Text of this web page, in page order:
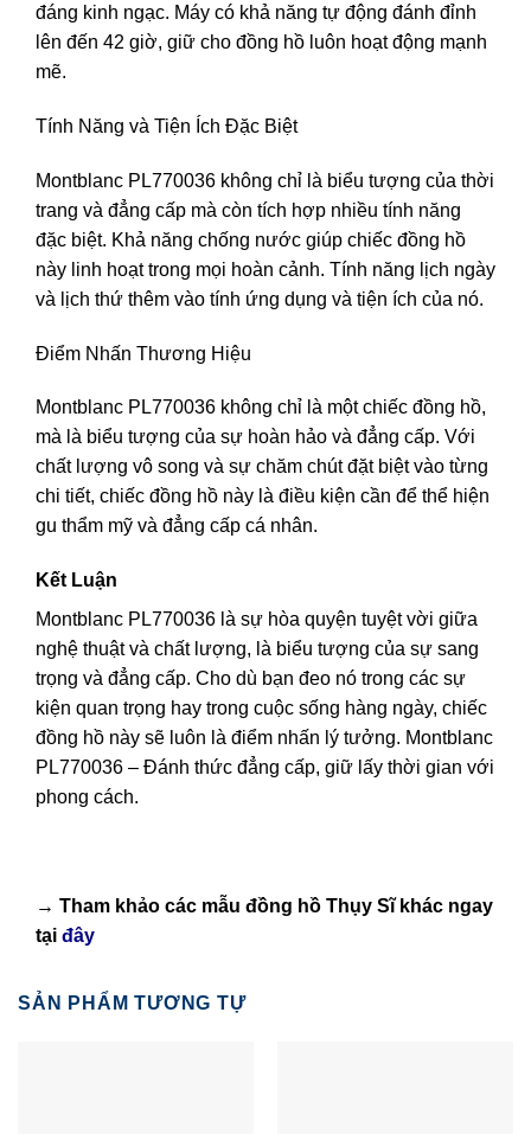
đáng kinh ngạc. Máy có khả năng tự động đánh đỉnh
lên đến 42 giờ, giữ cho đồng hồ luôn hoạt động mạnh
mẽ.
Tính Năng và Tiện Ích Đặc Biệt
Montblanc PL770036 không chỉ là biểu tượng của thời
trang và đẳng cấp mà còn tích hợp nhiều tính năng
đặc biệt. Khả năng chống nước giúp chiếc đồng hồ
này linh hoạt trong mọi hoàn cảnh. Tính năng lịch ngày
và lịch thứ thêm vào tính ứng dụng và tiện ích của nó.
Điểm Nhấn Thương Hiệu
Montblanc PL770036 không chỉ là một chiếc đồng hồ,
mà là biểu tượng của sự hoàn hảo và đẳng cấp. Với
chất lượng vô song và sự chăm chút đặt biệt vào từng
chi tiết, chiếc đồng hồ này là điều kiện cần để thể hiện
gu thẩm mỹ và đẳng cấp cá nhân.
Kết Luận
Montblanc PL770036 là sự hòa quyện tuyệt vời giữa
nghệ thuật và chất lượng, là biểu tượng của sự sang
trọng và đẳng cấp. Cho dù bạn đeo nó trong các sự
kiện quan trọng hay trong cuộc sống hàng ngày, chiếc
đồng hồ này sẽ luôn là điểm nhấn lý tưởng. Montblanc
PL770036 – Đánh thức đẳng cấp, giữ lấy thời gian với
phong cách.
→ Tham khảo các mẫu đồng hồ Thụy Sĩkhác ngay
tại đây
SẢN PHẨM TƯƠNG TỰ